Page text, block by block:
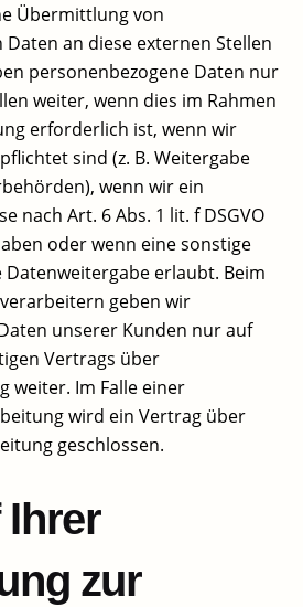
Übermittlung von
an diese externen Stellen
personenbezogene Daten nur
weiter, wenn dies im Rahmen
erforderlich ist, wenn wir
sind (z. B. Weitergabe
wenn wir ein
nach Art. 6 Abs. 1 lit. f DSGVO
oder wenn eine sonstige
Datenweitergabe erlaubt. Beim
geben wir
unserer Kunden nur auf
Vertrags über
weiter. Im Falle einer
wird ein Vertrag über
geschlossen.​
zur